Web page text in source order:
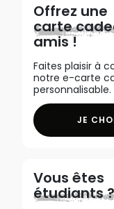
Offrez une
carte
amis !
Faites plaisir à
notre e-carte
personnalisable.
JE
Vous êtes
étudiants ?